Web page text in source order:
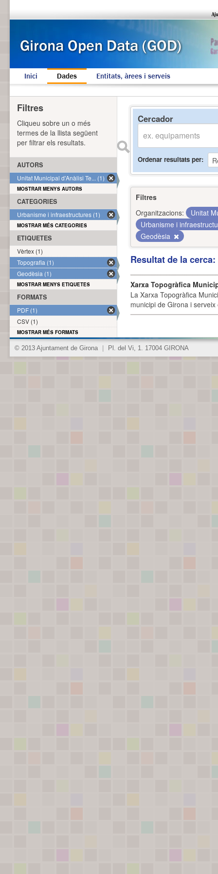
Inici Dades Entitats, àrees i serveis
Cercador
Ordenar resultats per
Filtres
Organitzacions:
Unitat
Urbanisme i
Geodèsia
Resultat de la
Xarxa Topogràfica
La Xarxa Topogràfica
municipi de Girona i
Filtres
Cliqueu sobre un o més
termes de la llista següent
per filtrar els resultats.
AUTORS
Unitat Municipal d'Anàlisi Te... (1)
MOSTRAR MENYS AUTORS
CATEGORIES
Urbanisme i infraestructures (1)
MOSTRAR MÉS CATEGORIES
ETIQUETES
Vèrtex (1)
Topografia (1)
Geodèsia (1)
MOSTRAR MENYS ETIQUETES
FORMATS
PDF (1)
CSV (1)
MOSTRAR MÉS FORMATS
© 2013 Ajuntament de Girona Pl. del Vi, 1. 17004 GIRONA